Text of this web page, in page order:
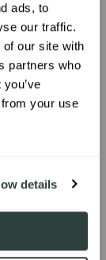
ads, to
our traffic.
our site with
partners who
your use
details
utiliser ?
ma
first